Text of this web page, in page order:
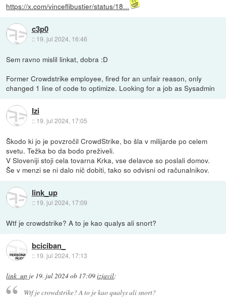
https://x.com/vinceflibustier/status/18...
c3p0
:: 19. jul 2024, 16:46
Sem ravno mislil linkat, dobra :D
Former Crowdstrike employee, fired for an unfair reason, only
changed 1 line of code to optimize. Looking for a job as Sysadmin
Izi
:: 19. jul 2024, 17:05
Škodo ki jo je povzročil CrowdStrike, bo šla v milijarde po celem
svetu. Težka bo da bodo preživeli.
V Sloveniji stoji cela tovarna Krka, vse delavce so poslali domov.
Še v menzi se ni dalo nič dobiti, tako so odvisni od računalnikov.
link_up
:: 19. jul 2024, 17:09
Wtf je crowdstrike? A to je kao qualys ali snort?
bciciban_
:: 19. jul 2024, 17:13
link_up je 19. jul 2024 ob 17:09izjavil:
Wtf je crowdstrike? A to je kao qualys ali snort?